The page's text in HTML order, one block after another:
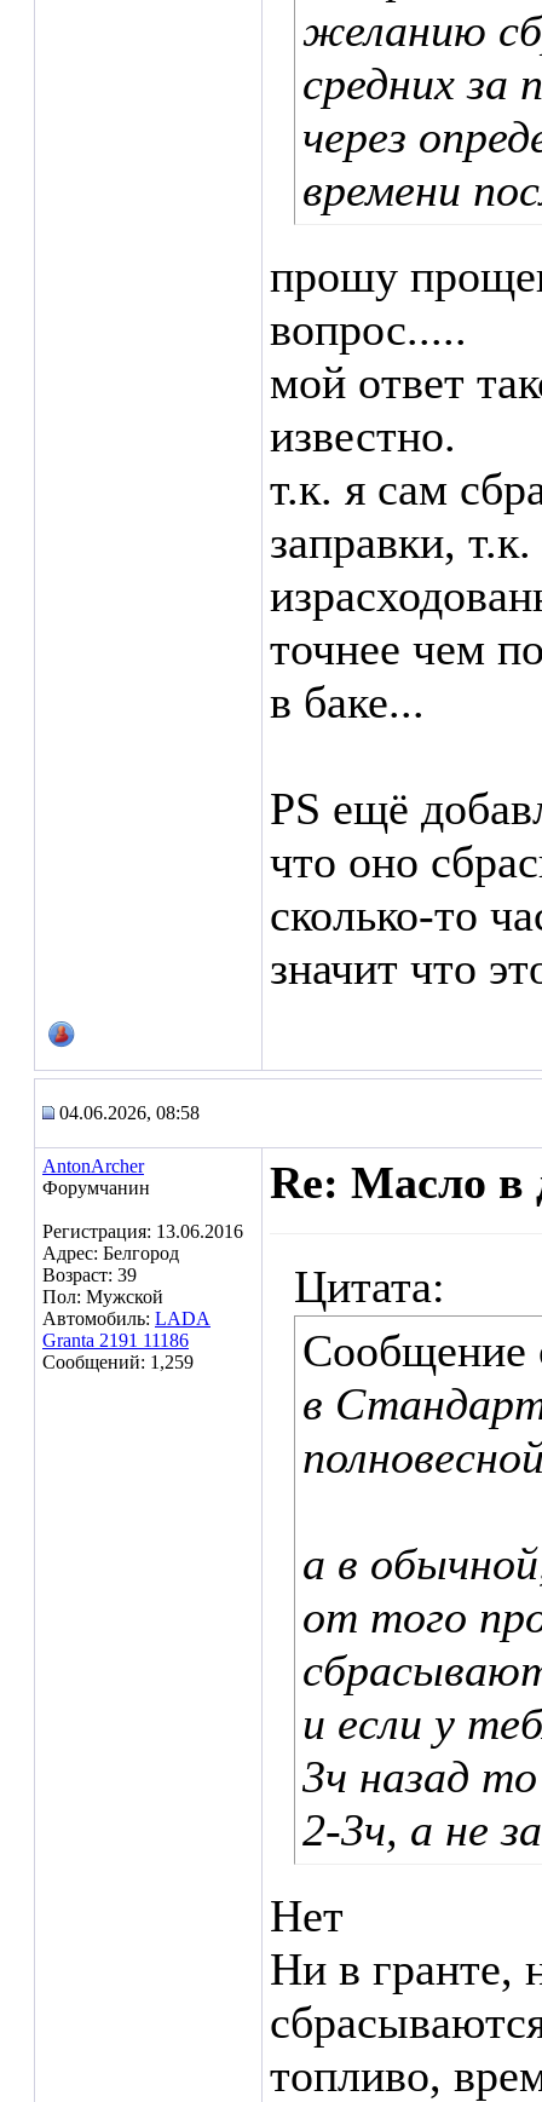
желанию
средних за
через
времени
прошу
вопрос.....
мой ответ
известно.
т.к. я сам
заправки,
точнее чем
в баке...
PS ещё
что оно
сколько-то
значит что
04.06.2026, 08:58
AntonArcher
Форумчанин
Регистрация: 13.06.2016
Адрес: Белгород
Возраст: 39
Пол: Мужской
Автомобиль: LADA
Granta 2191 11186
Сообщений: 1,259
Re: Масло в
Цитата:
Сообщение
в
а в
от того
и если у
3ч назад
2-3ч, а не
Нет
Ни в гранте,
топливо,